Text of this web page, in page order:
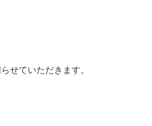
せていただきます。